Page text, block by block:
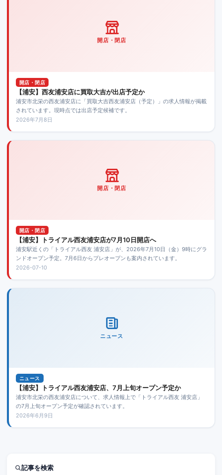
開店・閉店
開店・閉店
【浦安】西友浦安店に買取大吉が出店予定か
浦安市北栄の西友浦安店に「買取大吉西友浦安店（予定）」の求人情報が掲載
されています。現時点では出店予定候補です。
2026年7月8日
開店・閉店
開店・閉店
【浦安】トライアル西友浦安店が7月10日開店へ
浦安駅近くの「トライアル西友 浦安店」が、2026年7月10日（金）9時にグラ
ンドオープン予定。7月6日からプレオープンも案内されています。
2026-07-10
ニュース
ニュース
【浦安】トライアル西友浦安店、7月上旬オープン予定か
浦安市北栄の西友浦安店について、求人情報上で「トライアル西友 浦安店」
の7月上旬オープン予定が確認されています。
2026年6月9日
記事を検索